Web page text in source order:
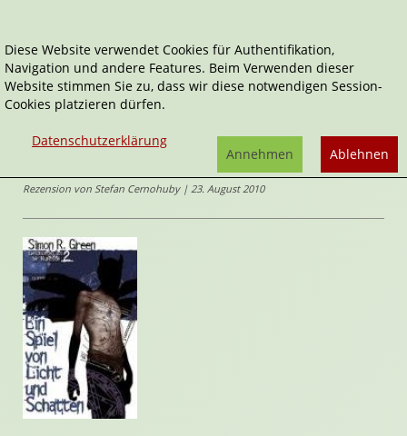
Home Belletristik Ein Spiel von Licht und Schatten
Geschichten aus der Nightside
Ein Spiel von Licht und Schatten
Rezension von Stefan Cernohuby | 23. August 2010
Diese Website verwendet Cookies für Authentifikation,
Navigation und andere Features. Beim Verwenden dieser
Website stimmen Sie zu, dass wir diese notwendigen Session-
Cookies platzieren dürfen.
Datenschutzerklärung
Ablehnen
Annehmen